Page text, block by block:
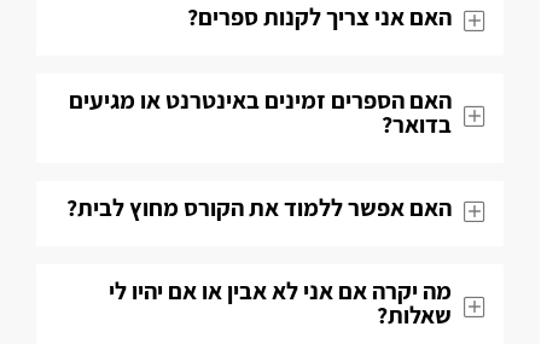
האם אני צריך לקנות ספרים?
האם הספרים זמינים באינטרנט או מגיעים
בדואר?
האם אפשר ללמוד את הקורס מחוץ לבית?
מה יקרה אם אני לא אבין או אם יהיו לי
שאלות​?